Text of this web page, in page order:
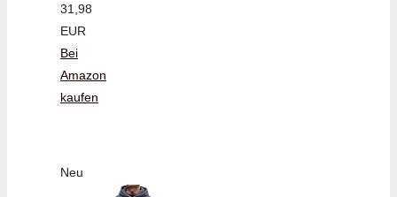
31,98
EUR
Bei
Amazon
kaufen
Neu